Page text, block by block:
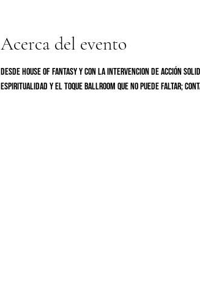
Acerca del evento
Desde House Of Fantasy y con la intervencion de Acción
espiritualidad y el toque ballroom que no puede faltar;